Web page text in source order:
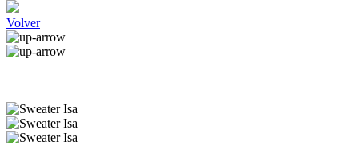
Volver